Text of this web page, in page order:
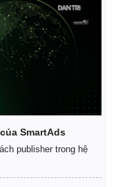
SmartAds
publisher trong hệ